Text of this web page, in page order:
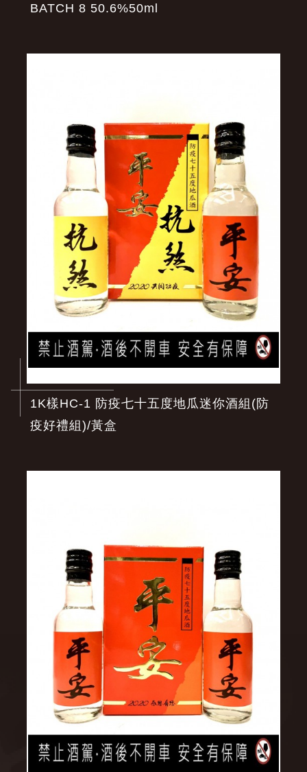
BATCH 8 50.6%50ml
1K樣HC-1 防疫七十五度地瓜迷你酒組(防
疫好禮組)/黃盒